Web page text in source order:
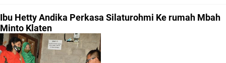
Ibu Hetty Andika Perkasa Silaturohmi Ke rumah Mbah
Minto Klaten